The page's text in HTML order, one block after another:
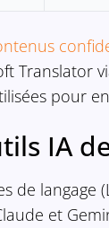
Translator
pour
IA
de langage
et